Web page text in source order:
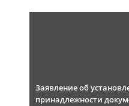
Заявление об
принадлежности